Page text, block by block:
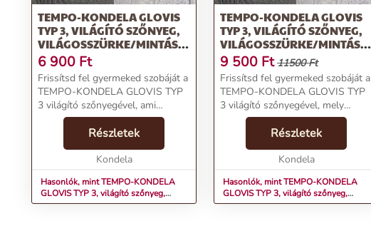
TEMPO-KONDELA GLOVIS
TYP 3, VILÁGÍTÓ SZŐNYEG,
VILÁGOSSZÜRKE/MINTÁS,
80X150 CM
6 900 Ft
Frissítsd fel gyermeked szobáját a
TEMPO-KONDELA GLOVIS TYP
3 világító szőnyegével, ami
lenyűgöző csillagkép mintájával és
praktikus tulajdonságaival
egyaránt megfelelő választás
lesz.Termékjellemzők:...
Részletek
Kondela
Hasonlók, mint TEMPO-KONDELA
GLOVIS TYP 3, világító szőnyeg,
világosszürke/mintás, 80x150 cm
TEMPO-KONDELA GLOVIS
TYP 3, VILÁGÍTÓ SZŐNYEG,
VILÁGOSSZÜRKE/MINTÁS,
120X160 CM
9 500 Ft 11500 Ft
Frissítsd fel gyermeked szobáját a
TEMPO-KONDELA GLOVIS TYP
3 világító szőnyegével, mely
lenyűgöző csillagkép mintájával és
praktikus tulajdonságaival
egyaránt megfelelő választás
lesz.Termékjellemzők...
Részletek
Kondela
Hasonlók, mint TEMPO-KONDELA
GLOVIS TYP 3, világító szőnyeg,
világosszürke/mintás, 120x160 cm